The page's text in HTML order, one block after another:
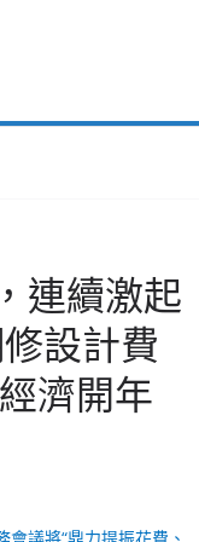
連續激起
設計費
濟開年